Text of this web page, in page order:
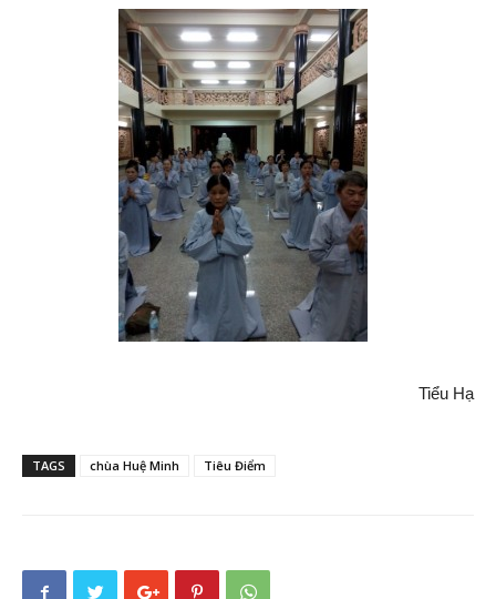
Tiểu Hạ
TAGS chùa Huệ Minh Tiêu Điểm